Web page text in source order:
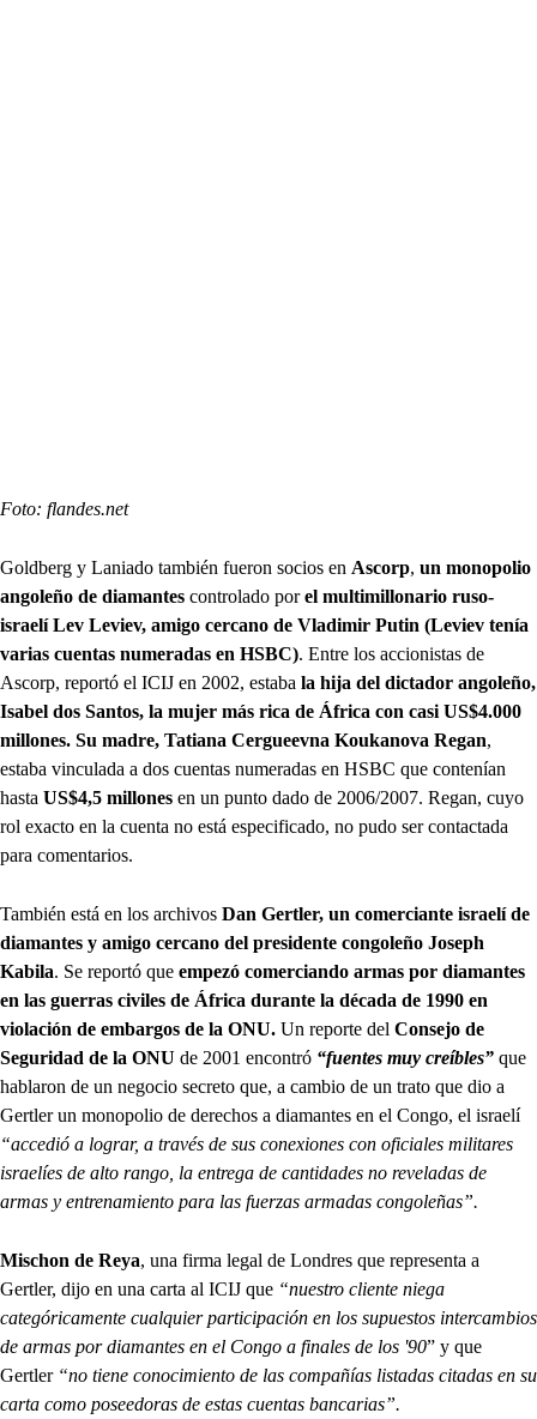
Foto: flandes.net
Goldberg y Laniado también fueron socios en Ascorp, un monopolio
angoleño de diamantes controlado porel multimillonario ruso-
israelí Lev Leviev, amigo cercano de Vladimir Putin (Leviev tenía
varias cuentas numeradas en HSBC). Entre los accionistas de
Ascorp, reportó el ICIJ en 2002, estaba la hija del dictador angoleño,
Isabel dos Santos, la mujer más rica de África con casi US$4.000
millones. Su madre, Tatiana Cergueevna Koukanova Regan,
estaba vinculada a dos cuentas numeradas en HSBC que contenían
hasta US$4,5 millones en un punto dado de 2006/2007. Regan, cuyo
rol exacto en la cuenta no está especificado, no pudo ser contactada
para comentarios.
También está en los archivos Dan Gertler, un comerciante israelí de
diamantes y amigo cercano del presidente congoleño Joseph
Kabila. Se reportó que empezó comerciando armas por diamantes
en las guerras civiles de África durante la década de 1990 en
violación de embargos de la ONU. Un reporte del Consejo de
Seguridad de la ONU de 2001 encontró “fuentes muy creíbles” que
hablaron de un negocio secreto que, a cambio de un trato que dio a
Gertler un monopolio de derechos a diamantes en el Congo, el israelí
“accedió a lograr, a través de sus conexiones con oficiales militares
israelíes de alto rango, la entrega de cantidades no reveladas de
armas y entrenamiento para las fuerzas armadas congoleñas”.
Mischon de Reya, una firma legal de Londres que representa a
Gertler, dijo en una carta al ICIJ que “nuestro cliente niega
categóricamente cualquier participación en los supuestos intercambios
de armas por diamantes en el Congo a finales de los '90” y que
Gertler “no tiene conocimiento de las compañías listadas citadas en su
carta como poseedoras de estas cuentas bancarias”.